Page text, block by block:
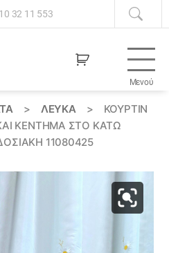
32 11 553
Μενού
> ΛΕΥΚΑ >
ΚΟΥΡΤΊΝ
ΚΈΝΤΗΜΑ ΣΤΟ ΚΆΤΩ
11080425